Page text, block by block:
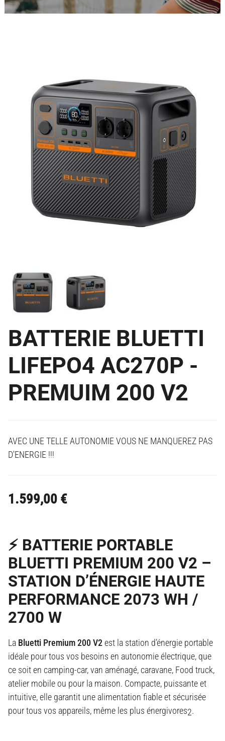
BATTERIE BLUETTI
LIFEPO4 AC270P -
PREMUIM 200 V2
AVEC UNE TELLE AUTONOMIE VOUS NE MANQUEREZ PAS
D'ENERGIE !!!
1.599,00 €
⚡️ BATTERIE PORTABLE
BLUETTI PREMIUM 200 V2 –
STATION D’ÉNERGIE HAUTE
PERFORMANCE 2073 WH /
2700 W
La Bluetti Premium 200 V2est la station d’énergie portable
idéale pour tous vos besoins en autonomie électrique, que
ce soit en camping-car, van aménagé, caravane, Food truck,
atelier mobile ou pour la maison. Compacte, puissante et
intuitive, elle garantit une alimentation fiable et sécurisée
pour tous vos appareils, même les plus énergivores2.